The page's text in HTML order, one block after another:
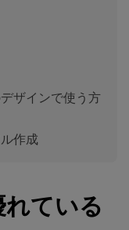
ザインで使う方
作成
ている